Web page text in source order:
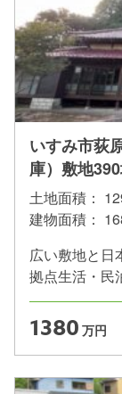
いすみ市荻
庫）敷地
土地面積：
建物面積：
広い敷地と日
拠点生活・
1380万円